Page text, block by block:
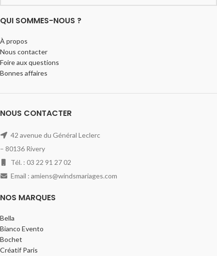
QUI SOMMES-NOUS ?
À propos
Nous contacter
Foire aux questions
Bonnes affaires
NOUS CONTACTER
42 avenue du Général Leclerc
– 80136 Rivery
Tél. : 03 22 91 27 02
Email : amiens@windsmariages.com
NOS MARQUES
Bella
Bianco Evento
Bochet
Créatif Paris